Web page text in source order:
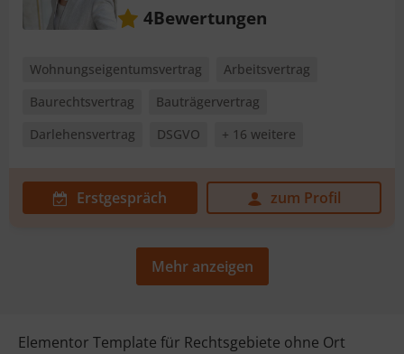
4Bewertungen
Wohnungseigentumsvertrag
Arbeitsvertrag
Baurechtsvertrag
Bauträgervertrag
Darlehensvertrag
DSGVO + 16 weitere
Erstgespräch zum Profil
Mehr anzeigen
Elementor Template für Rechtsgebiete ohne Ort